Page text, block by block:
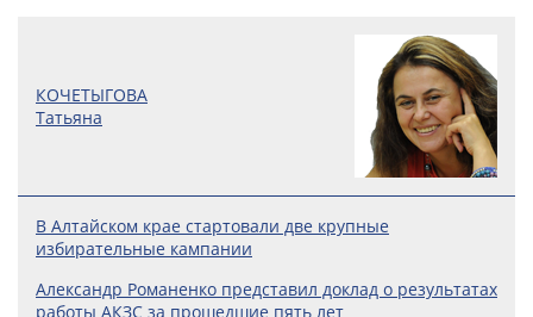
КОЧЕТЫГОВА
Татьяна
В Алтайском крае стартовали две крупные
избирательные кампании
Александр Романенко представил доклад о результатах
работы АКЗС за прошедшие пять лет